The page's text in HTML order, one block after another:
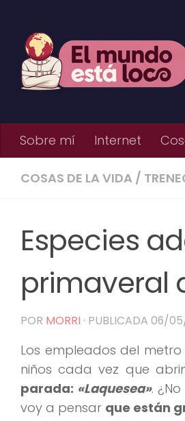
Sobre mí Internet
COSAS DE LA VIDA /
Especies
primaveral
POR MORRI · PUBLICADA 06/
Los empleados del
niños cada vez que
parada: «Laquesea».
voy a pensar que están